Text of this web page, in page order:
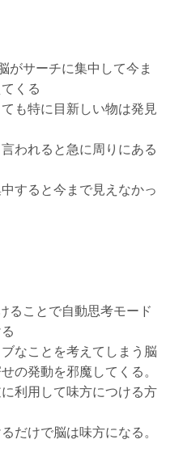
がサーチに集中して今ま
くる
も特に目新しい物は発見
われると急に周りにある
すると今まで見えなかっ
ることで自動思考モード
なことを考えてしまう脳
の発動を邪魔してくる。
利用して味方につける方
だけで脳は味方になる。